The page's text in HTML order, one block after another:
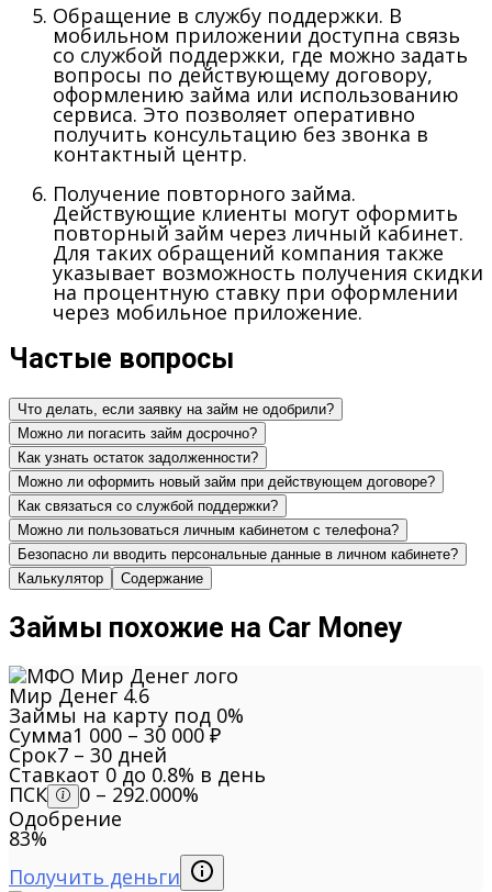
Обращение в службу поддержки. В
мобильном приложении доступна связь
со службой поддержки, где можно задать
вопросы по действующему договору,
оформлению займа или использованию
сервиса. Это позволяет оперативно
получить консультацию без звонка в
контактный центр.
Получение повторного займа.
Действующие клиенты могут оформить
повторный займ через личный кабинет.
Для таких обращений компания также
указывает возможность получения скидки
на процентную ставку при оформлении
через мобильное приложение.
Частые вопросы
Что делать, если заявку на займ не одобрили?
Можно ли погасить займ досрочно?
Как узнать остаток задолженности?
Можно ли оформить новый займ при действующем договоре?
Как связаться со службой поддержки?
Можно ли пользоваться личным кабинетом с телефона?
Безопасно ли вводить персональные данные в личном кабинете?
Калькулятор
Содержание
Займы похожие на Car Money
Мир Денег 4.6
Займы на карту под 0%
Сумма1 000 – 30 000 ₽
Срок7 – 30 дней
Ставкаот 0 до 0.8% в день
ПСК
0 – 292.000%
Одобрение
83%
Получить деньги